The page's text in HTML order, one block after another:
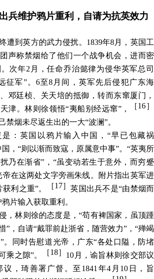
兵维护鸦片重利，自请为抗英效力
遭到英方的武力侵扰。1839年8月，英国工
声称禁烟给了他们一个战争机会，进而密
次年2月，任命乔治懿律为侵华英军总司
征军”。6至8月间，英军先后侵犯广东海
邓廷桢、关天培的抵御，转而东窜厦门，
津。林则徐领悟“夷船别经远窜”，
［16］
禁烟未尽返生出的一大“波澜”。
：英国以鸦片输入中国，“早已包藏祸
，“则以渐而致寇，原属意中事”。“英夷所
乃在渐省”，“虽变动若生于意外，而穷蹙
帝在这两处文字旁画朱线。附片指出英军进
获利之重”。 ［17］英国出兵不是“由禁烟而
片输入获取重利。
，林则徐的态度是，“苟有裨国家，虽顶踵
”，自请“戴罪前赴浙省，随营效力”，“殚竭
”。同时告慰道光帝，广东“各处口隘，防堵
乘之隙”。 ［18］ 10 月，谕旨林则徐交部议
，琦善署广督。至1841年4月10日，旨